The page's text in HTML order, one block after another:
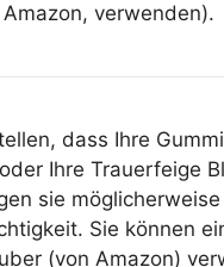
verwenden).
dass Ihre
Ihre Trauerfeige
sie möglicherweise
Sie können
(von Amazon)